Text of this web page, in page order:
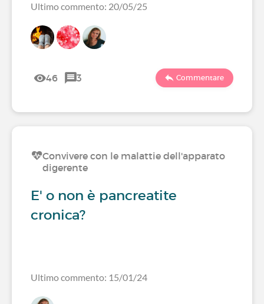
Ultimo commento: 20/05/25
46 3 Commentare
Convivere con le malattie dell'apparato
digerente
E' o non è pancreatite
cronica?
Ultimo commento: 15/01/24